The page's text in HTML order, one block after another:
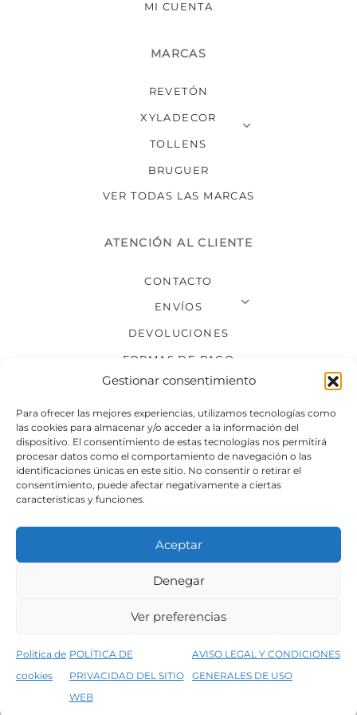
Gestionar consentimiento
Para ofrecer las mejores experiencias, utilizamos tecnologías como
las cookies para almacenar y/o acceder a la información del
dispositivo. El consentimiento de estas tecnologías nos permitirá
procesar datos como el comportamiento de navegación o las
identificaciones únicas en este sitio. No consentir o retirar el
consentimiento, puede afectar negativamente a ciertas
características y funciones.
Aceptar
Denegar
Ver preferencias
Política de
cookies
POLÍTICA DE
PRIVACIDAD DEL SITIO
WEB
AVISO LEGAL Y CONDICIONES
GENERALES DE USO
5% de descuento en tu primera compra, utiliza el código PRIMERACOMPRA
MI CUENTA
MARCAS
REVETÓN
XYLADECOR
TOLLENS
BRUGUER
VER TODAS LAS MARCAS
ATENCIÓN AL CLIENTE
CONTACTO
ENVÍOS
DEVOLUCIONES
FORMAS DE PAGO
SÍGUENOS
Condiciones generales de venta
Política de privacidad del sitio web
©2026 Decopintur- todos los derechos